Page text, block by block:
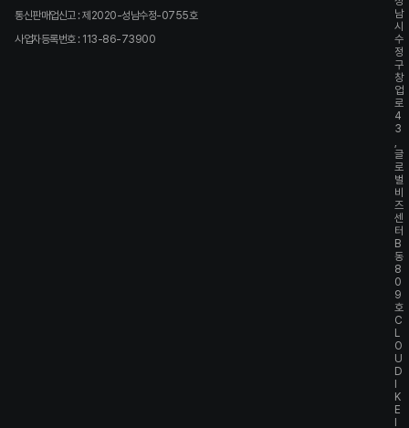
통신판매업신고 : 제2020-성남수정-0755호
사업자등록번호 : 113-86-73900
남
시
수
정
구
창
업
로
4
3
글
로
벌
비
즈
센
터
B
동
8
0
9
호
C
L
O
U
D
K
E